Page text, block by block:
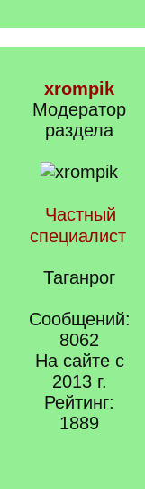
xrompik
Модератор
раздела
Частный
специалист
Таганрог
Сообщений:
8062
На сайте с
2013 г.
Рейтинг:
1889